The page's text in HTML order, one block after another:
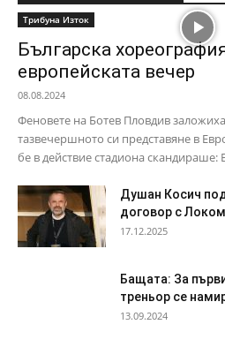
Трибуна Изток
Българска
европейската вечер
08.08.2024
Феновете на Ботев Пловдив
тазвечершното си представяне в
бе в действие стадиона скандираше:
Душан Косич
договор с
17.12.2025
Бащата: За
треньор се
13.09.2024